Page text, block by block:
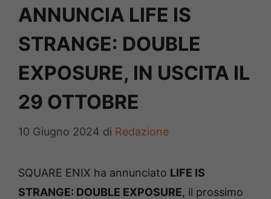
ANNUNCIA LIFE IS
STRANGE: DOUBLE
EXPOSURE, IN USCITA IL
29 OTTOBRE
10 Giugno 2024 di Redazione
SQUARE ENIX ha annunciato LIFE IS
STRANGE: DOUBLE EXPOSURE, il prossimo